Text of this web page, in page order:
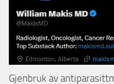
Gjenbruk av